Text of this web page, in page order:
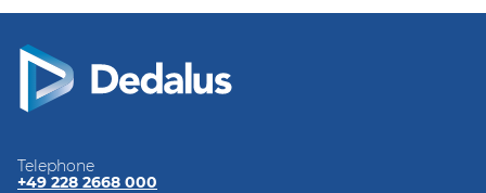
Telephone
+49 228 2668 000